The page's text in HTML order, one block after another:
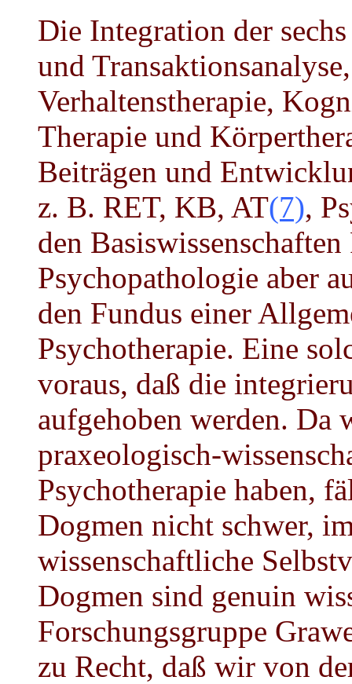
Die Integration der
und
Verhaltenstherapie,
Therapie und
Beiträgen und
z. B. RET, KB, AT(7),
den
Psychopathologie aber
den Fundus einer
Psychotherapie. Eine
voraus, daß die
aufgehoben werden. Da
praxeologisch-
Psychotherapie haben,
Dogmen nicht schwer,
wissenschaftliche
Dogmen sind genuin
Forschungsgruppe
zu Recht, daß wir von